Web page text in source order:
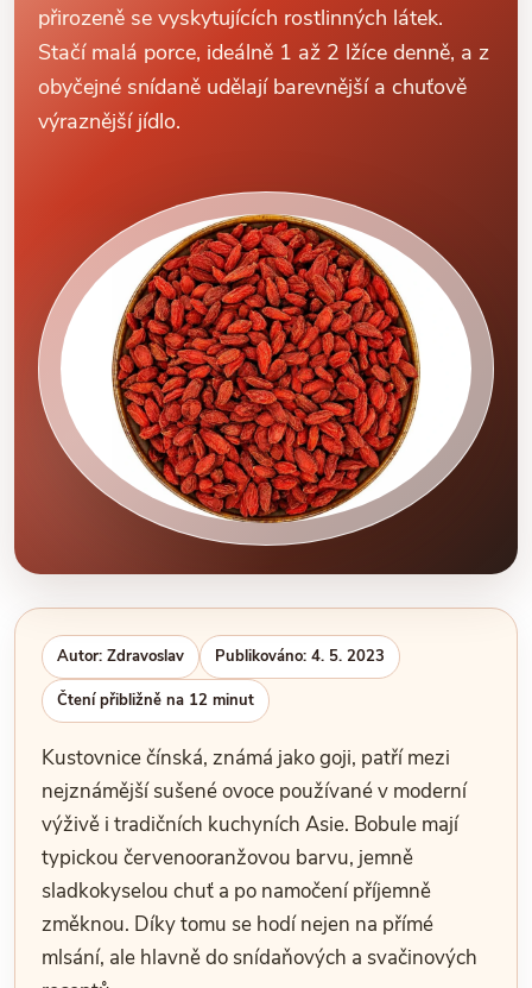
přirozeně se vyskytujících rostlinných látek.
Stačí malá porce, ideálně 1 až 2 lžíce denně, a z
obyčejné snídaně udělají barevnější a chuťově
výraznější jídlo.
Autor: Zdravoslav Publikováno: 4. 5. 2023
Čtení přibližně na 12 minut
Kustovnice čínská, známá jako goji, patří mezi
nejznámější sušené ovoce používané v moderní
výživě i tradičních kuchyních Asie. Bobule mají
typickou červenooranžovou barvu, jemně
sladkokyselou chuť a po namočení příjemně
změknou. Díky tomu se hodí nejen na přímé
mlsání, ale hlavně do snídaňových a svačinových